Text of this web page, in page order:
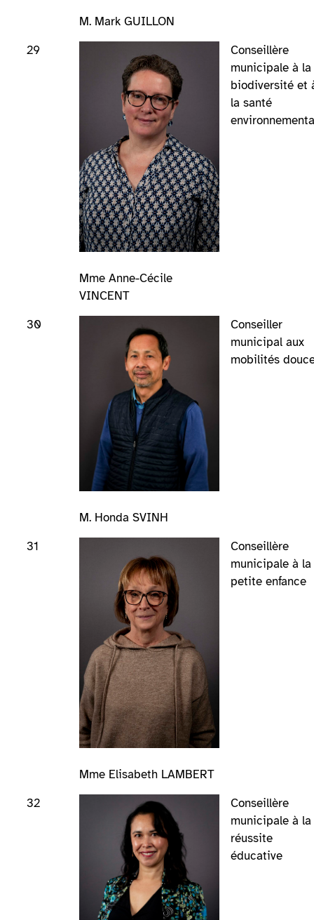
M. Mark GUILLON
29
Mme Anne-Cécile
VINCENT
Conseillère
municipale à la
biodiversité et
la santé
30
M. Honda SVINH
Conseiller
municipal aux
mobilités
31
Mme Elisabeth LAMBERT
Conseillère
municipale à la
petite enfance
32
Conseillère
municipale à la
réussite
éducative